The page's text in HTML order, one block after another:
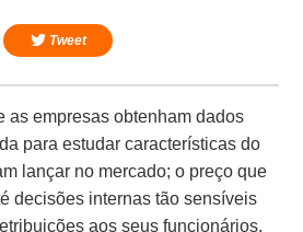
Tweet
as empresas obtenham dados
para estudar características do
lançar no mercado; o preço que
decisões internas tão sensíveis
aos seus funcionários.